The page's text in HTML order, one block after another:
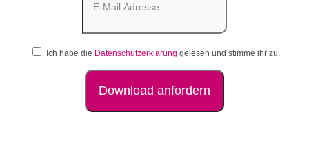
Ich habe die Datenschutzerklärung gelesen und stimme ihr zu.